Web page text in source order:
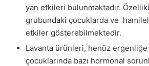
yan etkileri bulunmaktadır.
grubundaki çocuklarda ve
etkiler gösterebilmektedir.
Lavanta ürünleri, henüz ergenliğe
çocuklarında bazı hormonal